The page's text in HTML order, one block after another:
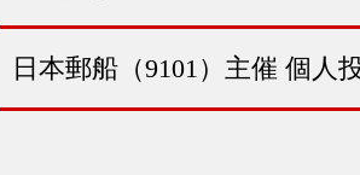
日本郵船（9101）主催 個人